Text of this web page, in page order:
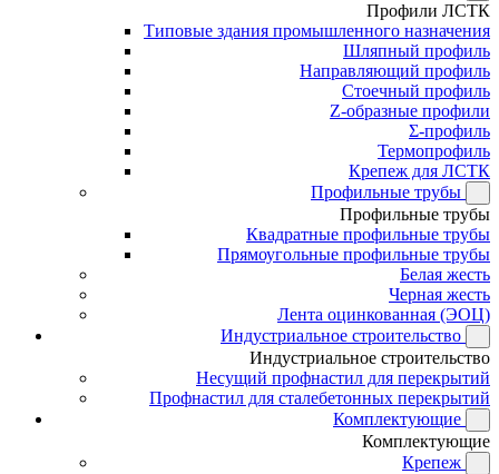
Профили ЛСТК
Типовые здания промышленного назначения
Шляпный профиль
Направляющий профиль
Стоечный профиль
Z-образные профили
Σ-профиль
Термопрофиль
Крепеж для ЛСТК
Профильные трубы
Профильные трубы
Квадратные профильные трубы
Прямоугольные профильные трубы
Белая жесть
Черная жесть
Лента оцинкованная (ЭОЦ)
Индустриальное строительство
Индустриальное строительство
Несущий профнастил для перекрытий
Профнастил для сталебетонных перекрытий
Комплектующие
Комплектующие
Крепеж